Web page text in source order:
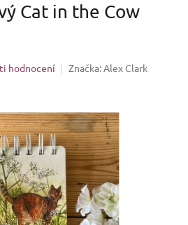
Cat in the Cow
hodnocení Značka:Alex Clark